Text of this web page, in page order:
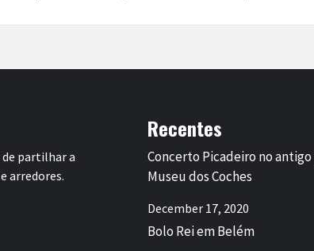
partilhar a
arredores.
Recentes
Concerto Picadeiro no
Museu dos Coches
December 17, 2020
Bolo Rei em Belém